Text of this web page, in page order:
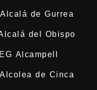
de Gurrea
del Obispo
Alcampell
de Cinca